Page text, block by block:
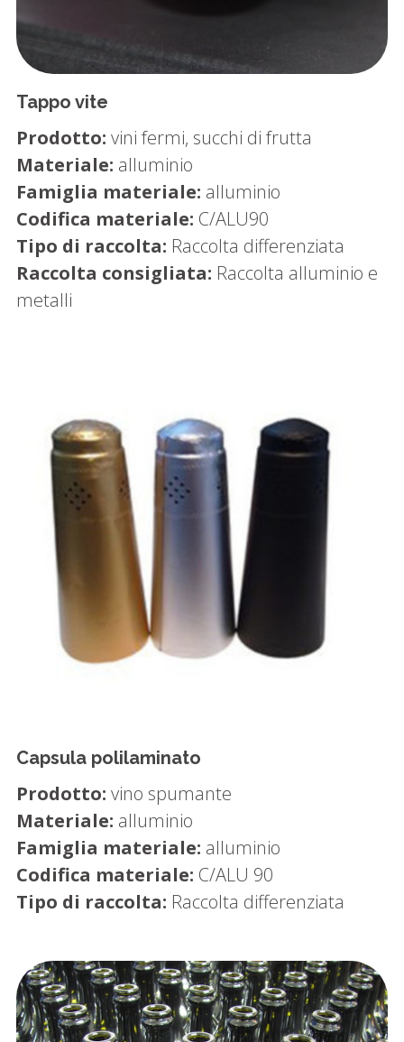
Tappo vite
Prodotto:vini fermi, succhi di frutta
Materiale: alluminio
Famiglia materiale: alluminio
Codifica materiale: C/ALU90
Tipo di raccolta: Raccolta differenziata
Raccolta consigliata: Raccolta alluminio e
metalli
Capsula polilaminato
Prodotto:vino spumante
Materiale: alluminio
Famiglia materiale: alluminio
Codifica materiale: C/ALU 90
Tipo di raccolta: Raccolta differenziata